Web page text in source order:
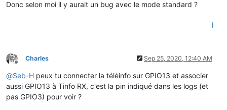
Donc selon moi il y aurait un bug avec le mode standard ?
Offline
Charles Sep 25, 2020, 12:40 AM
@Seb-H peux tu connecter la téléinfo sur GPIO13 et associer
aussi GPIO13 à Tinfo RX, c'est la pin indiqué dans les logs (et
pas GPIO3) pour voir ?